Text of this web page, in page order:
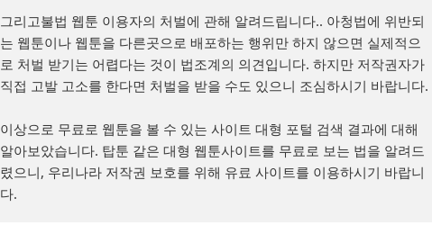
그리고불법 웹툰 이용자의 처벌에 관해 알려드립니다.. 아청법에 위반되
는 웹툰이나 웹툰을 다른곳으로 배포하는 행위만 하지 않으면 실제적으
로 처벌 받기는 어렵다는 것이 법조계의 의견입니다. 하지만 저작권자가
직접 고발 고소를 한다면 처벌을 받을 수도 있으니 조심하시기 바랍니다.
이상으로 무료로 웹툰을 볼 수 있는 사이트 대형 포털 검색 결과에 대해
알아보았습니다. 탑툰 같은 대형 웹툰사이트를 무료로 보는 법을 알려드
렸으니, 우리나라 저작권 보호를 위해 유료 사이트를 이용하시기 바랍니
다.